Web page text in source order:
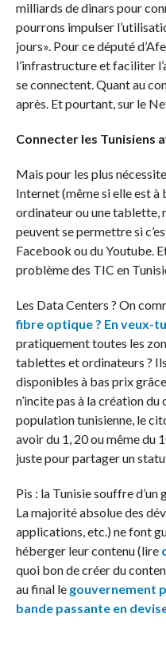
milliards de dinars pour
pourrons impulser
jours». Pour ce député
l’infrastructure et faciliter
se connectent. Quant au
après. Et pourtant, sur le
Connecter les Tunisiens
Mais pour les plus
Internet (même si elle est à
ordinateur ou une tablette,
peuvent se permettre si
Facebook ou du Youtube.
problème des TIC en
Les Data Centers ? On
fibre optique ? En veux-
pratiquement toutes les
tablettes et ordinateurs ?
disponibles à bas prix
n’incite pas à la création
population tunisienne, le
avoir du 1, 20 ou même du
juste pour partager un
Pis : la Tunisie souffre
La majorité absolue des
applications, etc.) ne font
héberger leur contenu (lire
quoi bon de créer du
au final le gouvernement
bande passante en